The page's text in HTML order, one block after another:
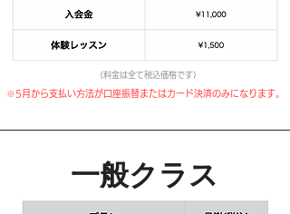
​（料金は全て税込価格です）
※5月から支払い方法が口座振替またはカード決済のみになります。
一般クラス